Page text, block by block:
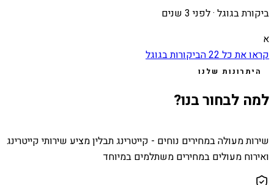
ביקורת בגוגל ·לפני 3 שנים
א
קראו את כל22הביקורות בגוגל
היתרונות שלנו
למה לבחור בנו?
שירות מעולה במחירים נוחים - קייטרינג תבלין מציע שירותי קייטרינג
ואירוח מעולים במחירים משתלמים במיוחד